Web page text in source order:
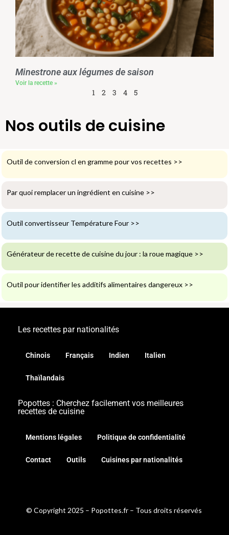
Minestrone aux légumes de saison
Voir la recette »
1 2 3 4 5
Nos outils de cuisine
Outil de conversion cl en gramme pour vos recettes >>
Par quoi remplacer un ingrédient en cuisine >>
Outil convertisseur Température Four >>
Générateur de recette de cuisine du jour : la roue magique >>
Outil pour identifier les additifs alimentaires dangereux >>
Les recettes par nationalités
Chinois Français Indien Italien
Thaïlandais
Popottes : Cherchez facilement vos meilleures
recettes de cuisine
Mentions légales Politique de confidentialité
Contact Outils Cuisines par nationalités
© Copyright 2025 – Popottes.fr – Tous droits réservés